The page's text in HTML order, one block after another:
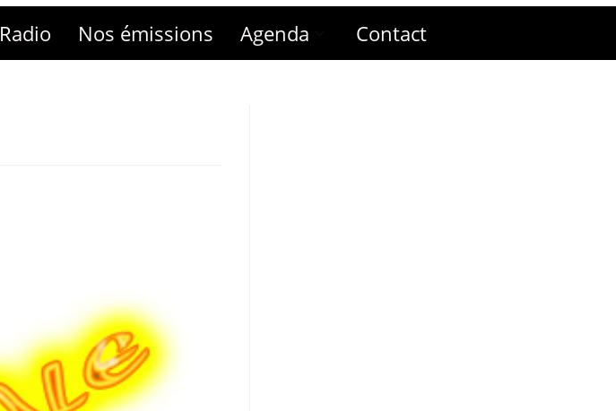
Radio Nos émissions Agenda Contact